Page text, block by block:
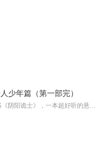
少年篇（第一部完）